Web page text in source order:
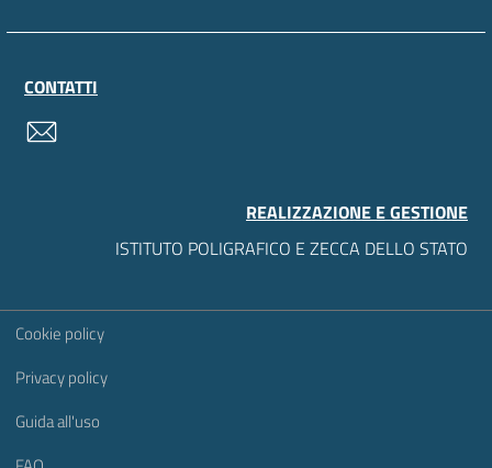
CONTATTI
REALIZZAZIONE E GESTIONE
ISTITUTO POLIGRAFICO E ZECCA DELLO STATO
Sezione Link Utili
Cookie policy
Privacy policy
Guida all'uso